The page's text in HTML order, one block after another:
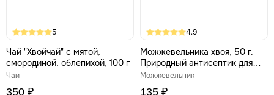
5
Чай "Хвойчай" с мятой,
смородиной, облепихой, 100 г
Чаи
350 ₽
4.9
Можжевельника хвоя, 50 г.
Природный антисептик для
ванн и ингаляций
Можжевельник
135 ₽